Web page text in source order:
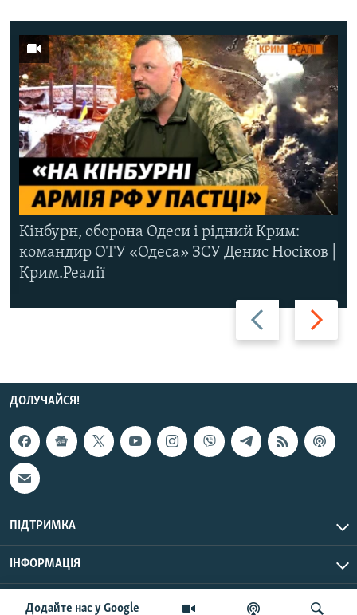
Додайте нас у Google
Назад Вперед
Кінбурн, оборона Одеси і рідний Крим:
командир ОТУ «Одеса» ЗСУ Денис Носіков |
Крим.Реалії
ДОЛУЧАЙСЯ!
ПІДТРИМКА
ІНФОРМАЦІЯ
© Радіо Свобода, 2026 | Усі права застережено.
UTC+3